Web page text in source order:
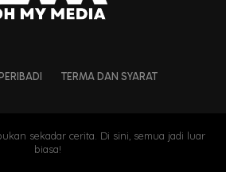
TERMA DAN SYARAT
sekadar cerita. Di sini, semua jadi luar
biasa!